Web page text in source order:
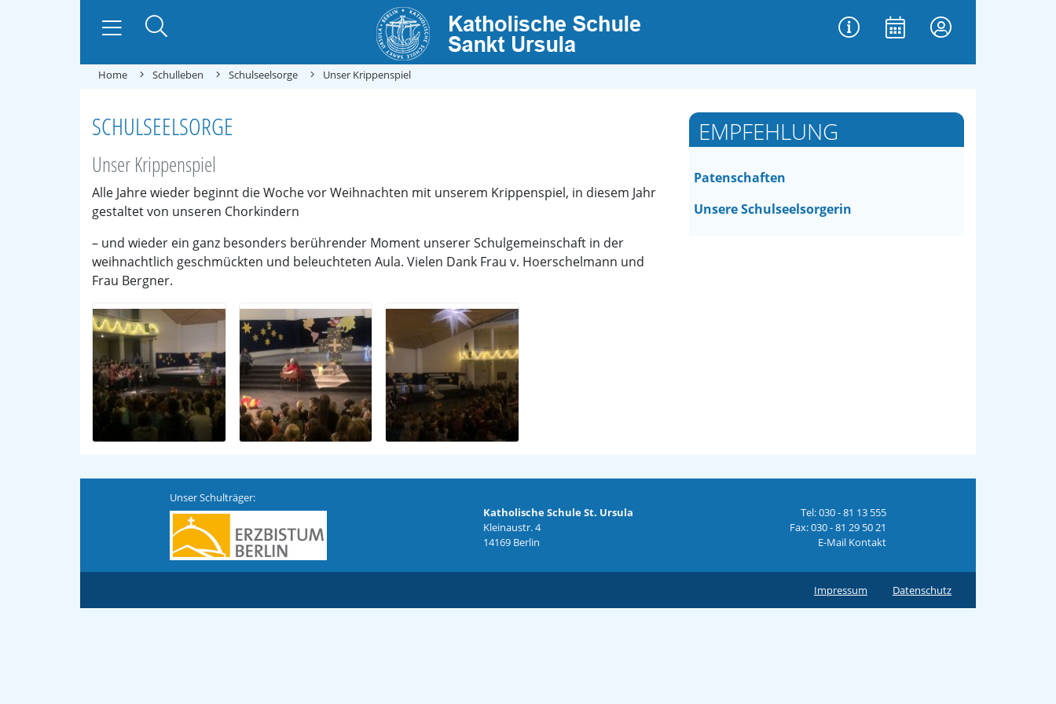
Home Schulleben Schulseelsorge Unser Krippenspiel
SCHULSEELSORGE
Unser Krippenspiel
Alle Jahre wieder beginnt die Woche vor Weihnachten mit unserem Krippenspiel, in diesem Jahr
gestaltet von unseren Chorkindern
– und wieder ein ganz besonders berührender Moment unserer Schulgemeinschaft in der
weihnachtlich geschmückten und beleuchteten Aula. Vielen Dank Frau v. Hoerschelmann und
Frau Bergner.
EMPFEHLUNG
Patenschaften
Unsere Schulseelsorgerin
Unser Schulträger:
Katholische Schule St. Ursula
Kleinaustr. 4
14169 Berlin
Tel: 030 - 81 13 555
Fax: 030 - 81 29 50 21
E-Mail Kontakt
Impressum Datenschutz